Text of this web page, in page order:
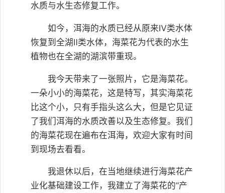
水质与水生态修复工作。
如今，洱海的水质已经从原来Ⅳ类水体
恢复到全湖Ⅱ类水体，海菜花为代表的水生
植物也在全湖的湖滨带重现。
我今天带来了一张照片，它是海菜花。
一朵小小的海菜花，这是特写，其实海菜花
比这个小，只有手指头这么大，但是它见证
了我们洱海的水质改善以及生态修复。我们
的海菜花现在遍布在洱海，欢迎大家有时间
到现场去看看。
我退休以后，在当地继续进行海菜花产
业化基础建设工作，我建立了海菜花的“产